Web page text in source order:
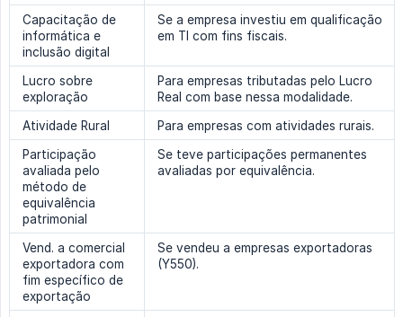
Capacitação de
informática e
inclusão digital
Se a empresa investiu em qualificação
em TI com fins fiscais.
Lucro sobre
exploração
Para empresas tributadas pelo Lucro
Real com base nessa modalidade.
Atividade Rural
Para empresas com atividades rurais.
Participação
avaliada pelo
método de
equivalência
patrimonial
Se teve participações permanentes
avaliadas por equivalência.
Vend. a comercial
exportadora com
fim específico de
exportação
Se vendeu a empresas exportadoras
(Y550).